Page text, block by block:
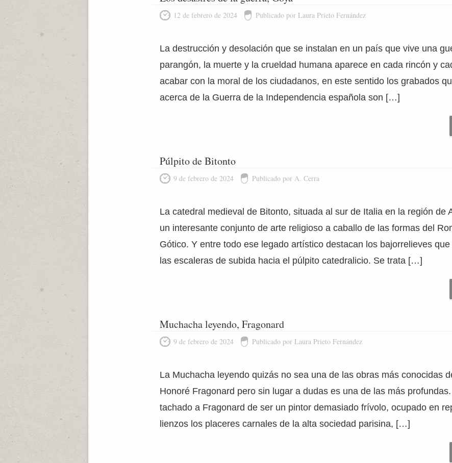
12 de febrero de 2024 Publicado por Laura Prieto Fernández
La destrucción y desolación que se instalan en un país que vive una
parangón, la muerte y la crueldad humana aparece en cada rincón y
acabar con la moral de los ciudadanos, en este sentido los grabados
acerca de la Guerra de la Independencia española son […]
Púlpito de Bitonto
9 de febrero de 2024 Publicado por A. Cerra
La catedral medieval de Bitonto, situada al sur de Italia en la región de
un interesante conjunto de arte religioso a caballo de las formas del
Gótico. Y entre todo ese legado artístico destacan los bajorrelieves
las escaleras de subida hacia el púlpito catedralicio. Se trata […]
Muchacha leyendo, Fragonard
9 de febrero de 2024 Publicado por Laura Prieto Fernández
La Muchacha leyendo quizás no sea una de las obras más conocidas
Honoré Fragonard pero sin lugar a dudas es una de las más
tachado a Fragonard de ser un pintor demasiado frívolo, ocupado en
lienzos los placeres carnales de la alta sociedad parisina, […]